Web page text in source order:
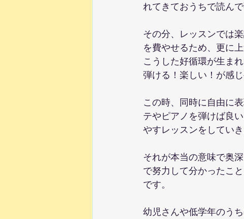
れてきておうちで読ん
その分、レッスンでは
を費やせるため、更に上
こうした好循環が生まれ
弾ける！楽しい！が感
この時、同時に自由に
テやピアノを弾けば良
やすレッスンをしてい
それが本当の意味で奥
で努力して分かったこ
です。
幼児さんや低学年のう